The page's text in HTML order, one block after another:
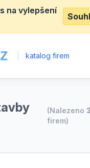
na vylepšení
katalog firem
(Nalezeno
firem)